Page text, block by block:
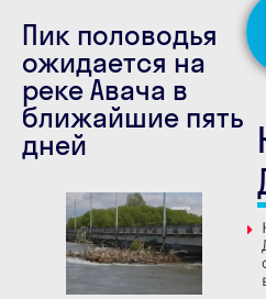
Пик половодья
ожидается на
реке Авача в
ближайшие пять
дней